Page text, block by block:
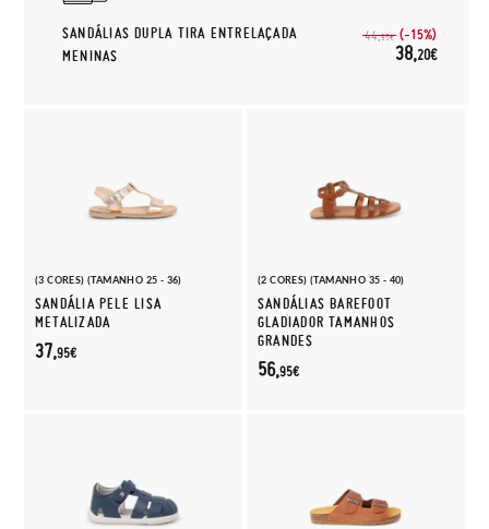
SANDÁLIAS DUPLA TIRA ENTRELAÇADA
MENINAS
44,95€ (-15%)
38,20€
(3 CORES) (TAMANHO 25 - 36)
SANDÁLIA PELE LISA
METALIZADA
37,95€
(2 CORES) (TAMANHO 35 - 40)
SANDÁLIAS BAREFOOT
GLADIADOR TAMANHOS
GRANDES
56,95€